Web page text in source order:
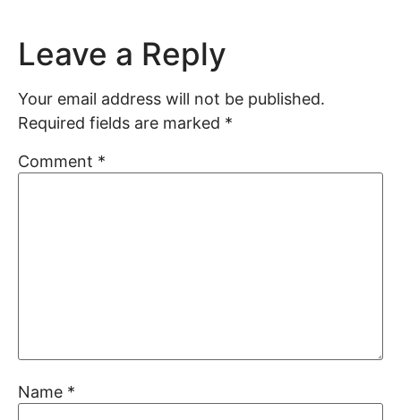
Leave a Reply
Your email address will not be published.
Required fields are marked *
Comment *
Name *